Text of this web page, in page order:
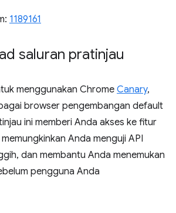
1189161
saluran pratinjau
menggunakan Chrome Canary,
browser pengembangan default
ini memberi Anda akses ke fitur
Anda menguji API
dan membantu Anda menemukan
pengguna Anda